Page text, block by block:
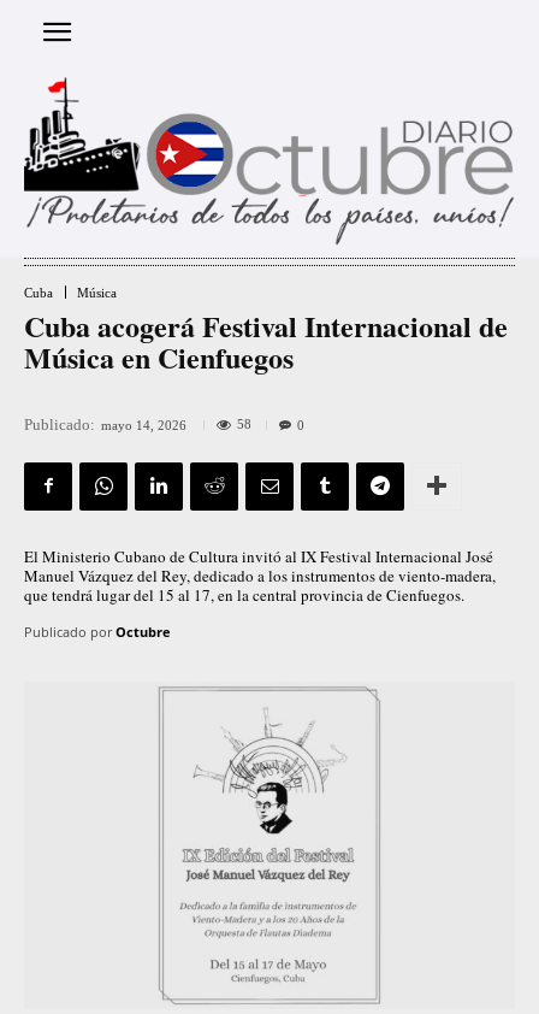
Cuba Música
Cuba acogerá Festival Internacional de
Música en Cienfuegos
Publicado: mayo 14, 2026 58 0
El Ministerio Cubano de Cultura invitó al IX Festival Internacional José
Manuel Vázquez del Rey, dedicado a los instrumentos de viento-madera,
que tendrá lugar del 15 al 17, en la central provincia de Cienfuegos.
Publicado por Octubre